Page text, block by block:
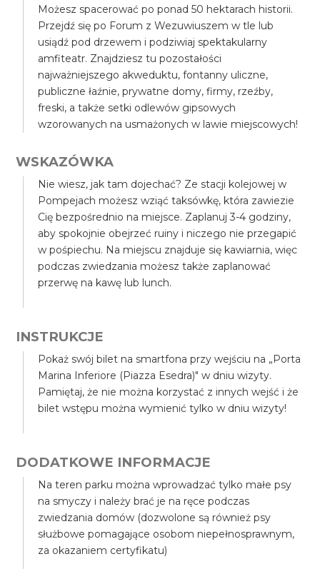
Możesz spacerować po ponad 50 hektarach historii.
Przejdź się po Forum z Wezuwiuszem w tle lub
usiądź pod drzewem i podziwiaj spektakularny
amfiteatr. Znajdziesz tu pozostałości
najważniejszego akweduktu, fontanny uliczne,
publiczne łaźnie, prywatne domy, firmy, rzeźby,
freski, a także setki odlewów gipsowych
wzorowanych na usmażonych w lawie miejscowych!
WSKAZÓWKA
Nie wiesz, jak tam dojechać? Ze stacji kolejowej w
Pompejach możesz wziąć taksówkę, która zawiezie
Cię bezpośrednio na miejsce. Zaplanuj 3-4 godziny,
aby spokojnie obejrzeć ruiny i niczego nie przegapić
w pośpiechu. Na miejscu znajduje się kawiarnia, więc
podczas zwiedzania możesz także zaplanować
przerwę na kawę lub lunch.
INSTRUKCJE
Pokaż swój bilet na smartfona przy wejściu na „Porta
Marina Inferiore (Piazza Esedra)" w dniu wizyty.
Pamiętaj, że nie można korzystać z innych wejść i że
bilet wstępu można wymienić tylko w dniu wizyty!
DODATKOWE INFORMACJE
Na teren parku można wprowadzać tylko małe psy
na smyczy i należy brać je na ręce podczas
zwiedzania domów (dozwolone są również psy
służbowe pomagające osobom niepełnosprawnym,
za okazaniem certyfikatu)